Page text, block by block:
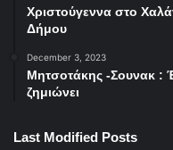
Χριστούγεννα στο
Δήμου
December 3, 2023
Μητσοτάκης -Σουνακ :
ζημιώνει
Last Modified Posts